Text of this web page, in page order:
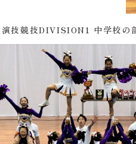
演技競技DIVISION1 中学校